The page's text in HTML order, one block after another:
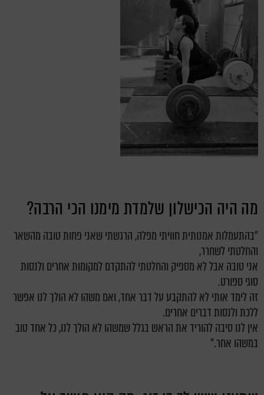
מה היה הכישלון שלמדת מימנו הכי הרבה?
"בהתעמלות אמנותית חוויתי מפלה, הרגשתי שאני פחות טובה מהשאר
והחלטתי לשחרר,
אני טובה אבל לא מספיק והחלטתי להתקדם למקומות אחרים ולנסות
סוגי ספורט.
זה לימד אותי לא להתקבע על דבר אחד, ואם משהו לא הולך לנו אפשר
ללכת ולנסות דברים אחרים.
אין לנו סיבה להוריד את הראש בגלל שמשהו לא הולך לנו, כל אחד טוב
במשהו אחר."